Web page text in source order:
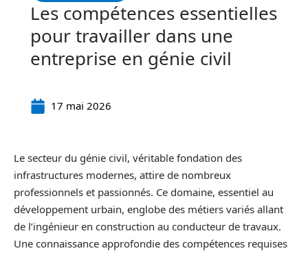
Les compétences essentielles
pour travailler dans une
entreprise en génie civil
17 mai 2026
Le secteur du génie civil, véritable fondation des
infrastructures modernes, attire de nombreux
professionnels et passionnés. Ce domaine, essentiel au
développement urbain, englobe des métiers variés allant
de l’ingénieur en construction au conducteur de travaux.
Une connaissance approfondie des compétences requises